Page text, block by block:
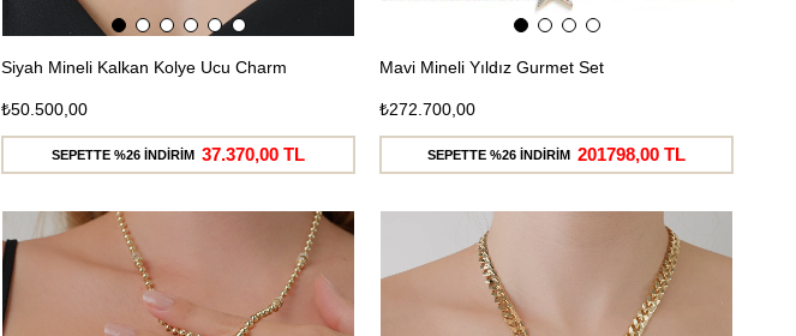
Siyah Mineli Kalkan Kolye Ucu Charm
₺50.500,00
SEPETTE %26 İNDİRİM 37.370,00 TL
Mavi Mineli Yıldız Gurmet Set
₺272.700,00
SEPETTE %26 İNDİRİM 201798,00 TL
Ücretsiz
Kargo
Ücretsiz
Kargo